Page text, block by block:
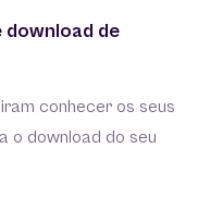
download de
conhecer os seus
o download do seu